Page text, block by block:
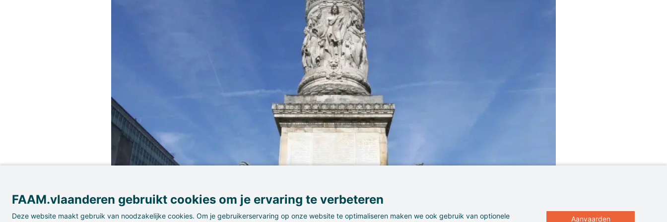
FAAM.vlaanderen gebruikt cookies om je ervaring te verbeteren
Deze website maakt gebruik van noodzakelijke cookies. Om je gebruikerservaring op onze website te optimaliseren maken we ook gebruik van optionele
Aanvaarden